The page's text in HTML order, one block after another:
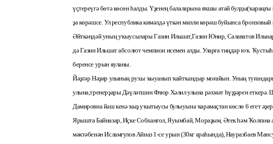
үҫтереүгә бөтә көсөн һалды. Үҙенең балаларына яҡшы атай
ҙа көрәшсе. Ул республика кимәлдә үткән милли көрәш буйынса бронзовый
Әйткәндәй уның уҡыусылары Газин Ильшат,Газин Юнир, Салаватов
дә Газин Ильшат абсолют чемпион исемен алды. Уларға тиңдәр юҡ.
беренсе урын яуланы.
Йәҙгәр Нәҙир улының рухы ҡыуанып ҡайтҡандыр моғайын. Уның
улына,тренерҙары Дәүләтшин Флюр Хәлил улына рәхмәт һүҙҙәрен
Дамировна йәш кенә ҡыҙ уҡытыусы булыуына ҡарамаҫтан көслө 6 егет
Ярышта Байназар, Иҫке Собханғол, Яуымбай, Мораҙым, Әтек һәм Ҡолғана
мәктәбенән Исламгулов Айназ 1-се урын (30кг араһында), Науразбаев